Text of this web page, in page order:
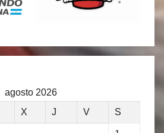
agosto 2026
X J V S